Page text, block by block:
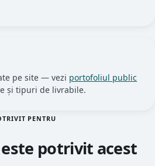
pe site — vezi portofoliul public
și tipuri de livrabile.
PENTRU
potrivit acest